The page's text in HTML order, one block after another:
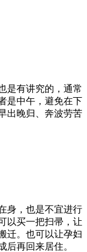
有讲究的，通常
是中午，避免在下
出晚归、奔波劳苦
，也是不宜进行
以买一把扫帚，让
迁。也可以让孕妇
后再回来居住。